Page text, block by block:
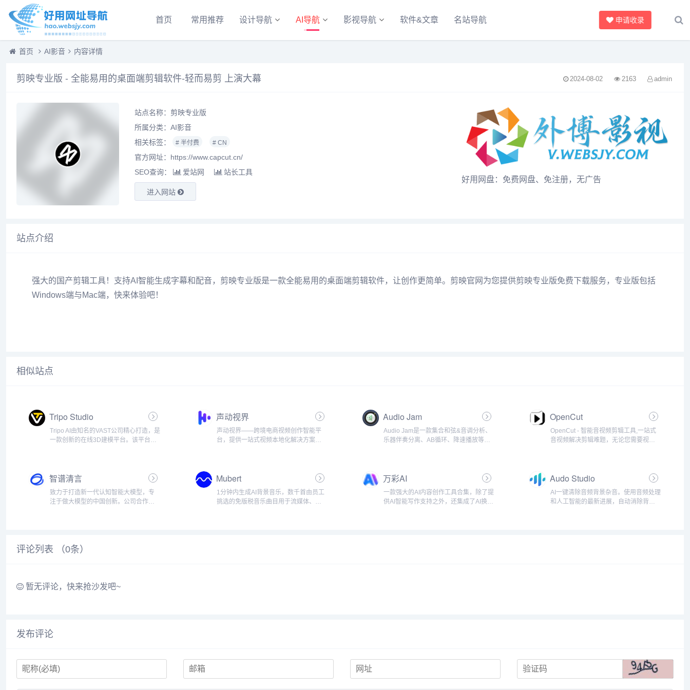
首页 常用推荐 设计导航 AI导航 影视导航 软件&文章 名站导航 申请收录
首页 AI影音 内容详情
剪映专业版 - 全能易用的桌面端剪辑软件-轻而易剪 上演大幕 2024-08-02 2163 admin
站点名称：剪映专业版
所属分类： AI影音
相关标签：
# 半付费 # CN
官方网址：https://www.capcut.cn/
SEO查询：
爱站网 站长工具
进入网站
好用网盘：免费网盘、免注册，无广告
站点介绍
强大的国产剪辑工具！支持AI智能生成字幕和配音，剪映专业版是一款全能易用的桌面端剪辑软件，让创作更简单。剪映官网为您提供剪映专业版免费下载服务，专业版包括
Windows端与Mac端，快来体验吧！
相似站点
Tripo Studio
Tripo AI由知名的VAST公司精心打造，是
一款创新的在线3D建模平台。该平台仅
程，...
声动视界
声动视界——跨境电商视频创作智能平
台，提供一站式视频本地化解决方案。
音、翻译、文本配音，轻松打...
Audio Jam
Audio Jam是一款集合和弦&音调分析、
乐器伴奏分离、AB循环、降速播放等多
OpenCut
OpenCut - 智能音视频剪辑工具,一站式
音视频解决剪辑难题，无论您需要视频
智谱清言
致力于打造新一代认知智能大模型，专
注于做大模型的中国创新。公司合作研
Mubert
1分钟内生成AI背景音乐，数千首由员工
挑选的免版税音乐曲目用于流媒体、视
万彩AI
一款强大的AI内容创作工具合集，除了提
供AI智能写作支持之外，还集成了AI换
Audo Studio
AI一键清除音频背景杂音。使用音频处理
和人工智能的最新进展，自动消除背景
评论列表 （0条）
暂无评论，快来抢沙发吧~
发布评论